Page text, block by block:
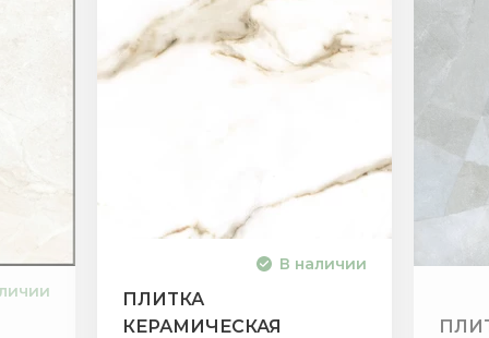
В наличии
ПЛИТКА
КЕРАМИЧЕСКАЯ